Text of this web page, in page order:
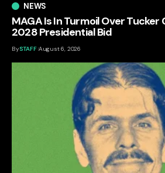
NEWS
MAGA Is In Turmoil Over Tucker
2028 Presidential Bid
BySTAFF August 6, 2026